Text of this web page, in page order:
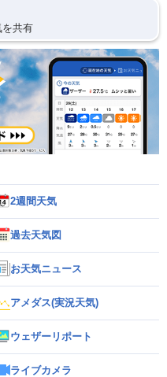
を共有
2週間天気
過去天気図
お天気ニュース
アメダス(実況天気)
ウェザーリポート
ライブカメラ